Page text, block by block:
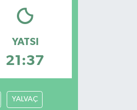
YATSI
21:37
YALVAÇ